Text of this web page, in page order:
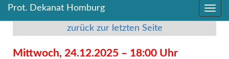
Inhalt
springen
Prot. Dekanat Homburg
Inhalt
springen
zurück zur letzten Seite
Mittwoch, 24.12.2025 – 18:00 Uhr